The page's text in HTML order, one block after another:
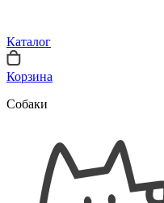
Каталог
Корзина
Собаки